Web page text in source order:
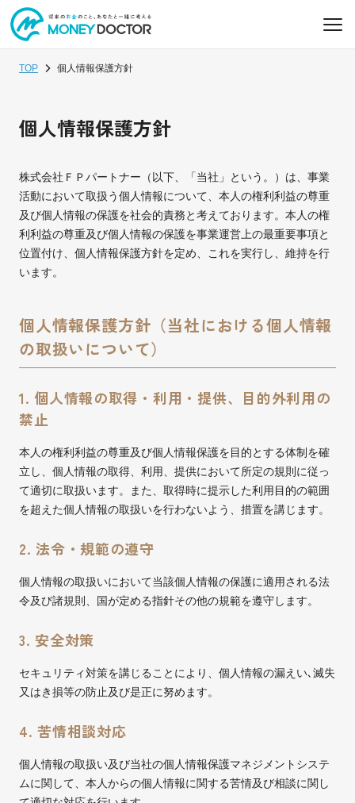
TOP 個人情報保護方針
個人情報保護方針
株式会社ＦＰパートナー（以下、「当社」という。）は、事業
活動において取扱う個人情報について、本人の権利利益の尊重
及び個人情報の保護を社会的責務と考えております。本人の権
利利益の尊重及び個人情報の保護を事業運営上の最重要事項と
位置付け、個人情報保護方針を定め、これを実行し、維持を行
います。
個人情報保護方針（当社における個人情報
の取扱いについて）
1. 個人情報の取得・利用・提供、目的外利用の
禁止
本人の権利利益の尊重及び個人情報保護を目的とする体制を確
立し、個人情報の取得、利用、提供において所定の規則に従っ
て適切に取扱います。また、取得時に提示した利用目的の範囲
を超えた個人情報の取扱いを行わないよう、措置を講じます。
2. 法令・規範の遵守
個人情報の取扱いにおいて当該個人情報の保護に適用される法
令及び諸規則、国が定める指針その他の規範を遵守します。
3. 安全対策
セキュリティ対策を講じることにより、個人情報の漏えい､滅失
又はき損等の防止及び是正に努めます。
4. 苦情相談対応
個人情報の取扱い及び当社の個人情報保護マネジメントシステ
ムに関して、本人からの個人情報に関する苦情及び相談に関し